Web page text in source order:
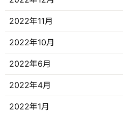
2022年11月
2022年10月
2022年6月
2022年4月
2022年1月